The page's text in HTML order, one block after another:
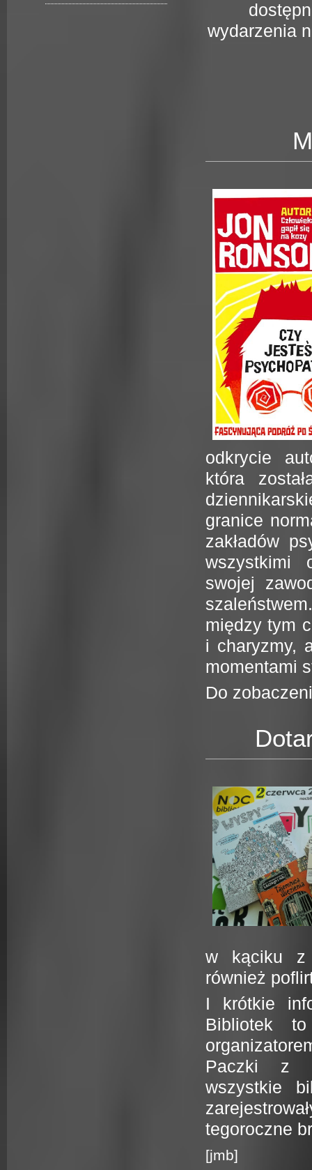
wydarzenia
odkrycie
która
granice
zakładów
wszystkimi
swojej
między tym
i charyzmy,
momentami
Do
w kąciku z
również
I krótkie
Bibliotek to
Paczki z
wszystkie
tegoroczne
[jmb]